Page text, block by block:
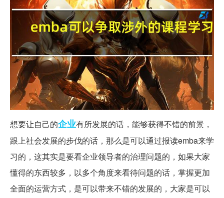
想要让自己的企业有所发展的话，能够获得不错的前景，
跟上社会发展的步伐的话，那么是可以通过报读emba来学
习的，这其实是要看企业领导者的治理问题的，如果大家
懂得的东西较多，以多个角度来看待问题的话，掌握更加
全面的运营方式，是可以带来不错的发展的，大家是可以